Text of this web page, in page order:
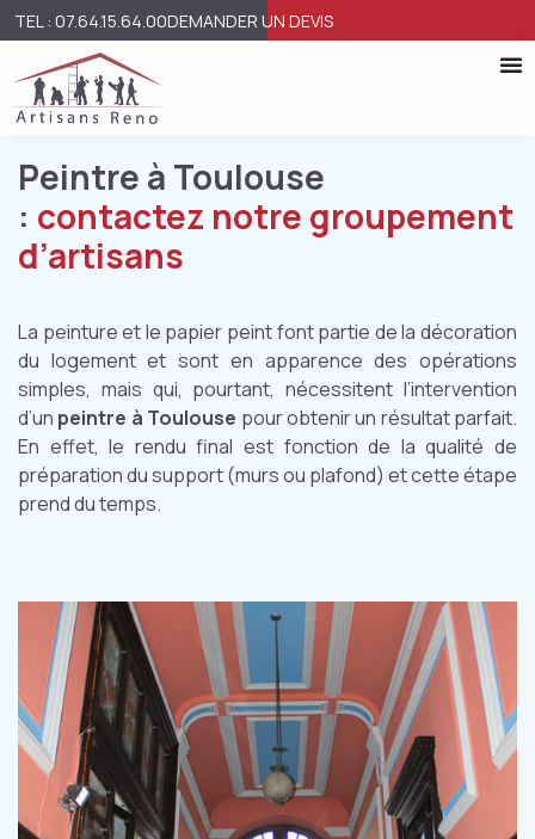
TEL : 07.64.15.64.00DEMANDER UN DEVIS
Peintre à Toulouse
: contactez notre groupement
d’artisans
La peinture et le papier peint font partie de la décoration
du logement et sont en apparence des opérations
simples, mais qui, pourtant, nécessitent l’intervention
d’un peintre à Toulouse pour obtenir un résultat parfait.
En effet, le rendu final est fonction de la qualité de
préparation du support (murs ou plafond) et cette étape
prend du temps.